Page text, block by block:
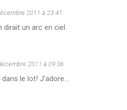
2011 à 23:41
dirait un arc en ciel.
2011 à 09:36
le lot! J'adore...